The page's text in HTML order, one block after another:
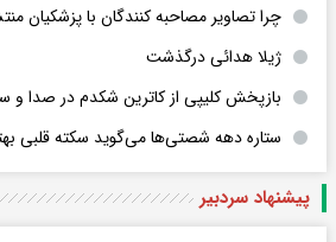
چرا تصاویر مصاحبه کنندگان با پزشکیان
ژیلا هدائی درگذشت
بازپخش کلیپی از کاترین شکدم در صدا و
ستاره دهه شصتی‌ها می‌گوید سکته قلبی
پیشنهاد سردبیر